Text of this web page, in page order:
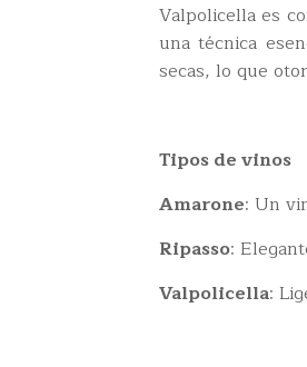
Valpolicella es
una técnica
secas, lo que
Tipos de vinos
Amarone: Un
Ripasso:
Valpolicella: